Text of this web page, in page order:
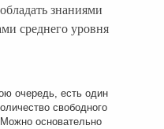
знаниями
среднего уровня
очередь, есть один
свободного
основательно